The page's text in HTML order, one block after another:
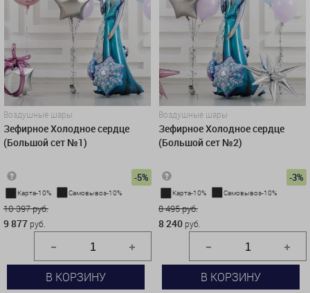
Воздушные шары
Зефирное Холодное сердце
(Большой сет №1)
-5%
Карта-10% Самовывоз-10%
10 397 руб.
9 877 руб.
В КОРЗИНУ
Воздушные шары
Зефирное Холодное сердце
(Большой сет №2)
-3%
Карта-10% Самовывоз-10%
8 495 руб.
8 240 руб.
В КОРЗИНУ